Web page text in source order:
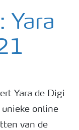
Yara
Yara de Digi
online
van de